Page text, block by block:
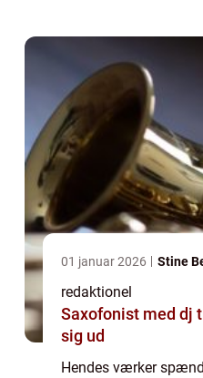
01 januar 2026 Stine
redaktionel
Saxofonist med dj
sig ud
Hendes værker